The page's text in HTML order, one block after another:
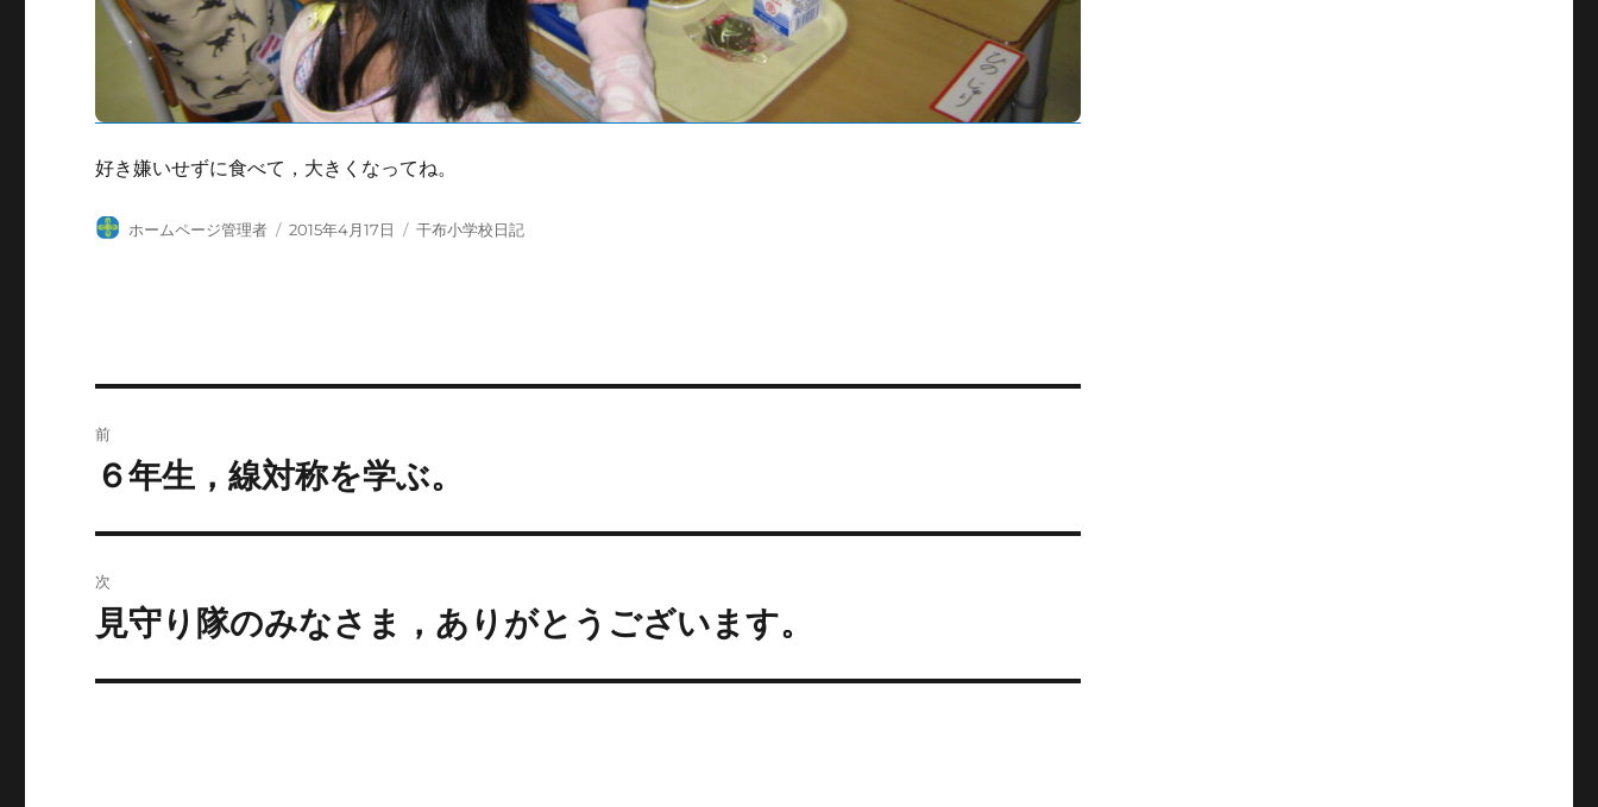
好き嫌いせずに食べて，大きくなってね。
投
ホームページ管理者
投
2015年4月17日
カ
干布小学校日記
稿
ゲ
前
前
投
稿:
６年生，線対称を学ぶ。
次
次
投
見守り隊のみなさま，ありがとうございます。